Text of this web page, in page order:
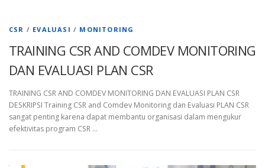
CSR / EVALUASI / MONITORING
TRAINING CSR AND COMDEV MONITORING
DAN EVALUASI PLAN CSR
TRAINING CSR AND COMDEV MONITORING DAN EVALUASI PLAN CSR
DESKRIPSI Training CSR and Comdev Monitoring dan Evaluasi PLAN CSR
sangat penting karena dapat membantu organisasi dalam mengukur
efektivitas program CSR …